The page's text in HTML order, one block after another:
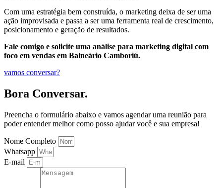
Com uma estratégia bem construída, o marketing deixa de ser uma
ação improvisada e passa a ser uma ferramenta real de crescimento,
posicionamento e geração de resultados.
Fale comigo e solicite uma análise para marketing digital com
foco em vendas em Balneário Camboriú.
vamos conversar?
Bora Conversar.
Preencha o formulário abaixo e vamos agendar uma reunião para
poder entender melhor como posso ajudar você e sua empresa!
Nome Completo
Whatsapp
E-mail